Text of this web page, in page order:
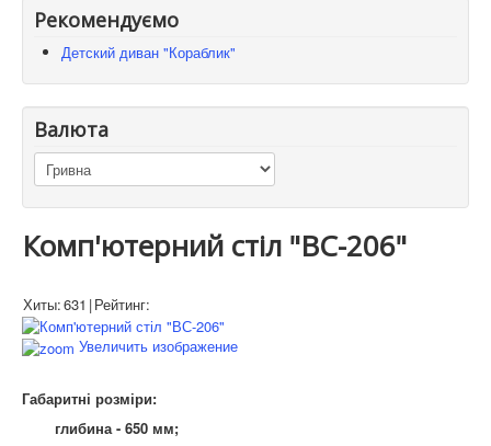
Рекомендуємо
Детский диван "Кораблик"
Валюта
Комп'ютерний стіл "ВС-206"
Хиты:631 |Рейтинг:
Увеличить изображение
Габаритні розміри:
глибина - 650 мм;